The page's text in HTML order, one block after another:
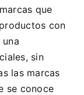
que
con
sin
las marcas
se conoce